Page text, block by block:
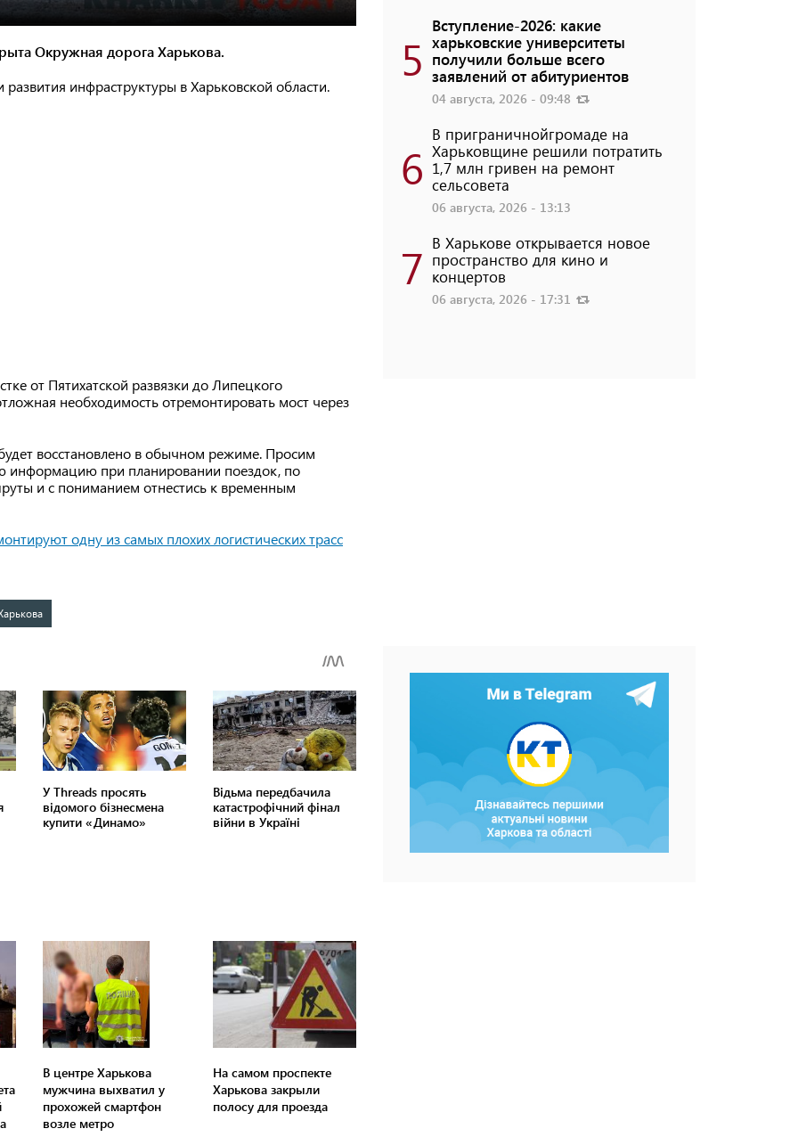
Окружная дорога Харькова.
инфраструктуры в Харьковской области.
от Пятихатской развязки до Липецкого
необходимость отремонтировать мост через
восстановлено в обычном режиме. Просим
информацию при планировании поездок, по
и с пониманием отнестись к временным
одну из самых плохих логистических трасс
В центре Харькова
мужчина выхватил у
прохожей смартфон
возле метро
На самом проспекте
Харькова закрыли
полосу для проезда
5
Вступление-2026: какие
харьковские университеты
получили больше всего
заявлений от абитуриентов
04 августа, 2026 - 09:48
6
В приграничнойгромаде на
Харьковщине решили потратить
1,7 млн ​​гривен на ремонт
сельсовета
06 августа, 2026 - 13:13
7 В Харькове открывается новое
пространство для кино и
концертов
06 августа, 2026 - 17:31